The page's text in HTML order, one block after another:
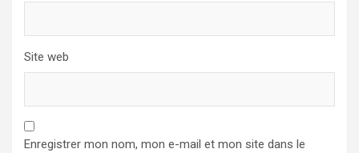
Site web
Enregistrer mon nom, mon e-mail et mon site dans le